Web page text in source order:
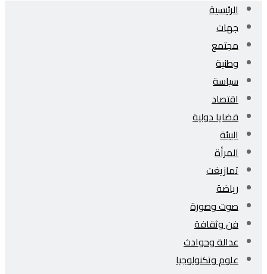
الرئيسية
جهات
مجتمع
وطنية
سياسة
اقتصاد
قضايا دولية
البيئة
المرأة
تمازيغت
رياضة
صوت وصورة
فن وثقافة
عدالة وحوادث
علوم وتكنولوجيا